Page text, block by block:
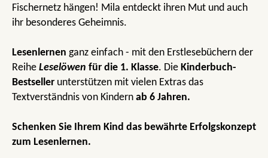
Fischernetz hängen! Mila entdeckt ihren Mut und auch
ihr besonderes Geheimnis.
Lesenlernen ganz einfach - mit den Erstlesebüchern der
Reihe Leselöwen für die 1. Klasse. Die Kinderbuch-
Bestseller unterstützen mit vielen Extras das
Textverständnis von Kindern ab 6 Jahren.
Schenken Sie Ihrem Kind das bewährte Erfolgskonzept
zum Lesenlernen.